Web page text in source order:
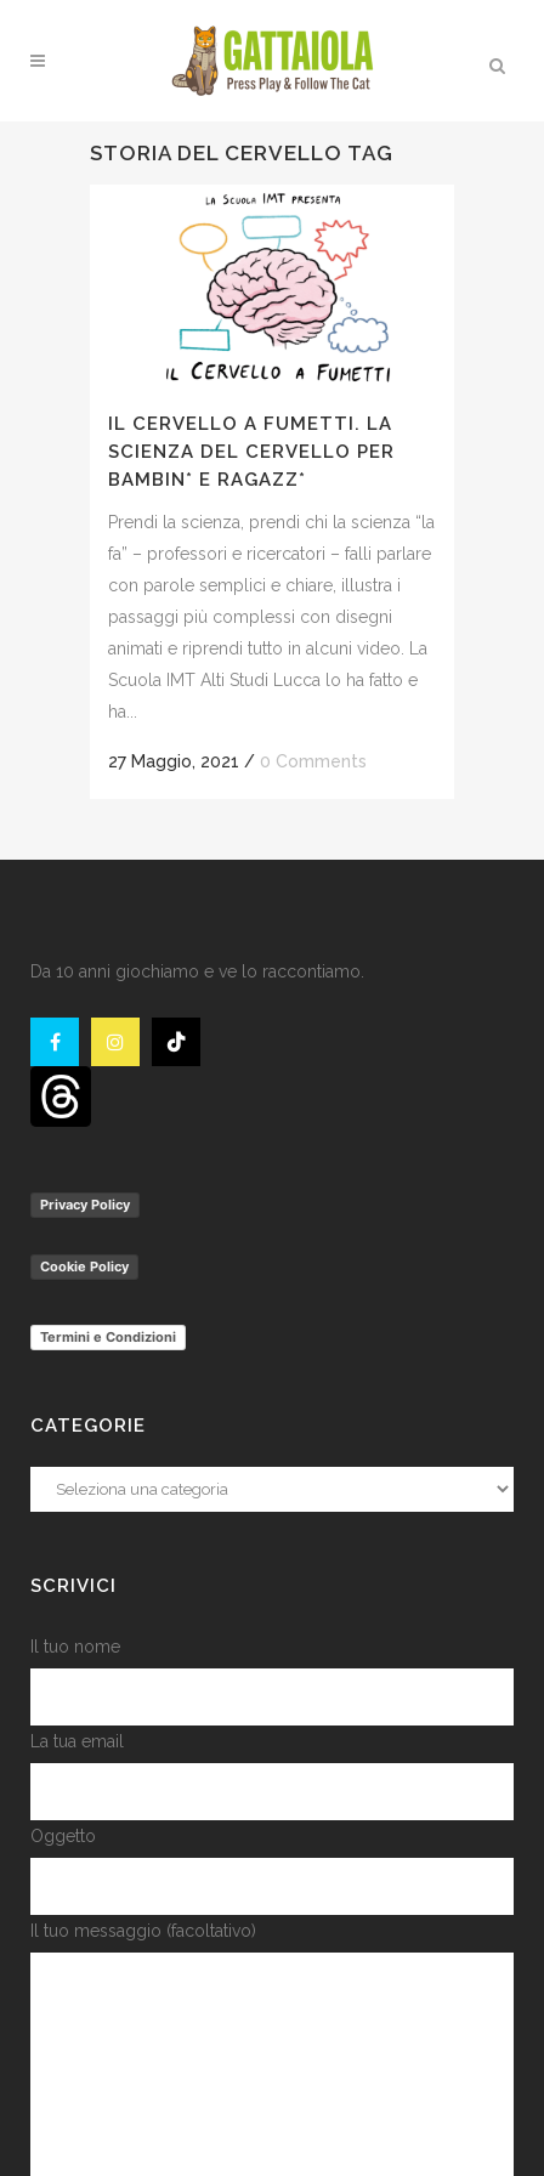
STORIA DEL CERVELLO TAG
IL CERVELLO A FUMETTI. LA
SCIENZA DEL CERVELLO PER
BAMBIN* E RAGAZZ*
Prendi la scienza, prendi chi la scienza “la
fa” – professori e ricercatori – falli parlare
con parole semplici e chiare, illustra i
passaggi più complessi con disegni
animati e riprendi tutto in alcuni video. La
Scuola IMT Alti Studi Lucca lo ha fatto e
ha...
27 Maggio, 2021 / 0 Comments
Da 10 anni giochiamo e ve lo raccontiamo.
Privacy Policy
Cookie Policy
Termini e Condizioni
CATEGORIE
Categorie
SCRIVICI
Il tuo nome
La tua email
Oggetto
Il tuo messaggio (facoltativo)